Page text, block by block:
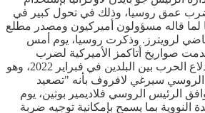
عمق روسيا، وذلك في تحول كبير في
لما قاله مسؤولون أميركيون ومصدر مطلع
لرويترز. وذكرت روسيا، يوم أمس
صواريخ أتاكمز الأميركية لضرب
أراضيها لأول مرة منذ إندلاع الحرب بين البلدين في فبراير 2022، وهو
الروسي سيرغي لافروف بأنه "تصعيد
الرئيس الروسي فلاديمير بوتين، يوم
النووية بما يسمح بإمكانية توجيه ضربة